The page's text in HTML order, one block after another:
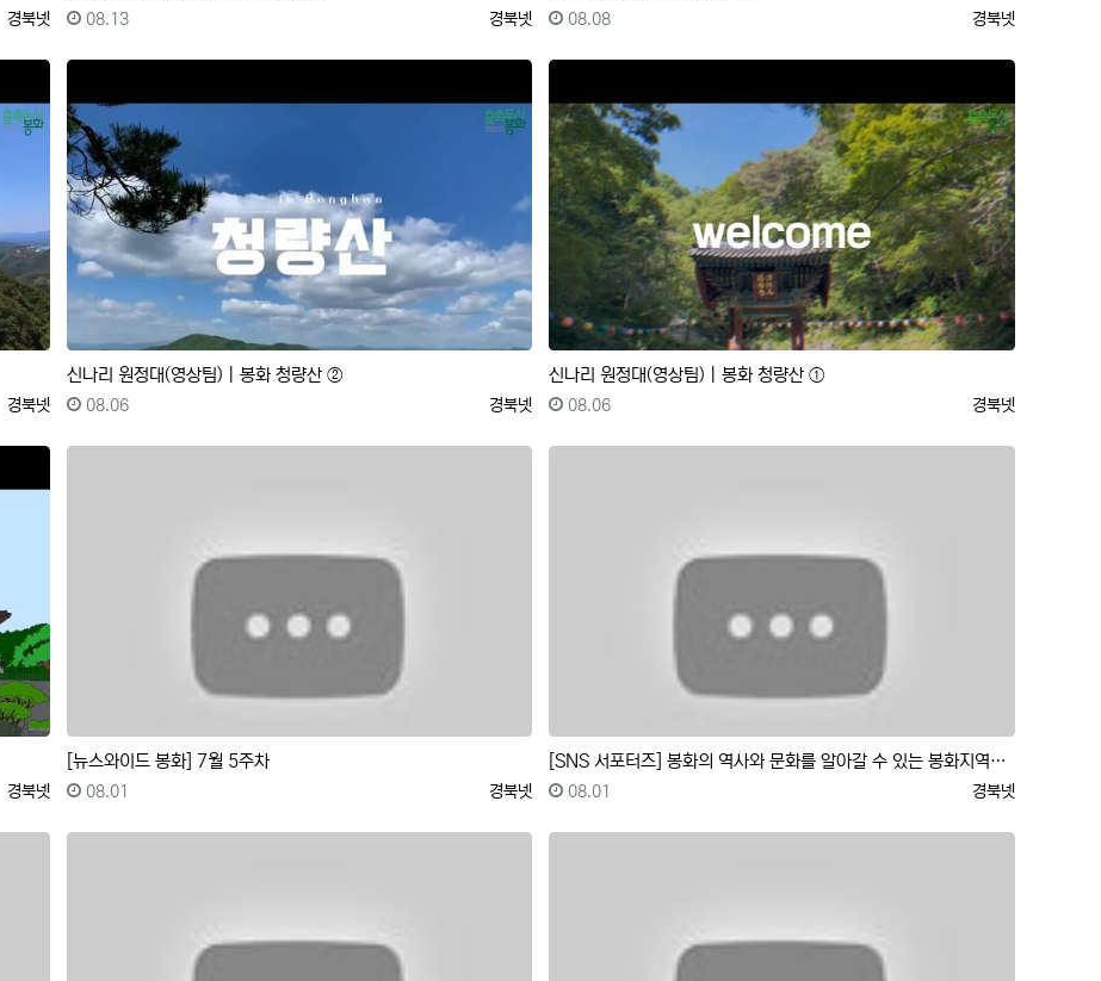
등록자
경북넷 등록자
경북넷
등록일
08.13 등록자
경북넷
등록일
08.08
등록자
경북넷
신나리 원정대(영상팀)｜봉화 청량산 ②
등록자
경북넷
등록일
08.06
신나리 원정대(영상팀)｜봉화 청량산 ①
등록자
경북넷
등록일
08.06
등록자
경북넷
[뉴스와이드 봉화] 7월 5주차
등록자
경북넷
등록일
08.01
[SNS 서포터즈] 봉화의 역사와 문화를 알아갈 수 있는 봉화지역사전시회
등록자
경북넷
등록일
08.01